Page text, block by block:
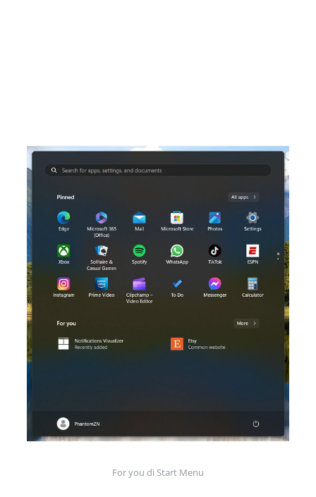
For you di Start Menu